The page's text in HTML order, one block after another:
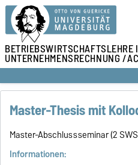
BETRIEBSWIRTSCHAFTSLEHRE
UNTERNEHMENSRECHNUNG /
Master-Thesis mit
Master-Abschlussseminar (2
Informationen: